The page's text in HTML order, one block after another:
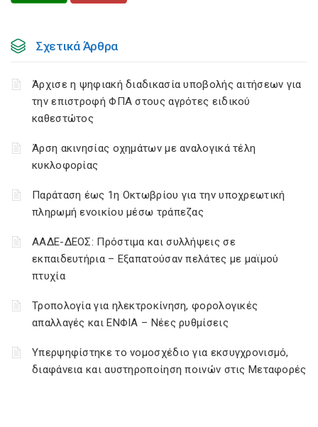
Σχετικά Άρθρα
Άρχισε η ψηφιακή διαδικασία υποβολής αιτήσεων για
την επιστροφή ΦΠΑ στους αγρότες ειδικού
καθεστώτος
Άρση ακινησίας οχημάτων με αναλογικά τέλη
κυκλοφορίας
Παράταση έως 1η Οκτωβρίου για την υποχρεωτική
πληρωμή ενοικίου μέσω τράπεζας
ΑΑΔΕ-ΔΕΟΣ: Πρόστιμα και συλλήψεις σε
εκπαιδευτήρια – Εξαπατούσαν πελάτες με μαϊμού
πτυχία
Τροπολογία για ηλεκτροκίνηση, φορολογικές
απαλλαγές και ΕΝΦΙΑ – Νέες ρυθμίσεις
Υπερψηφίστηκε το νομοσχέδιο για εκσυγχρονισμό,
διαφάνεια και αυστηροποίηση ποινών στις Μεταφορές